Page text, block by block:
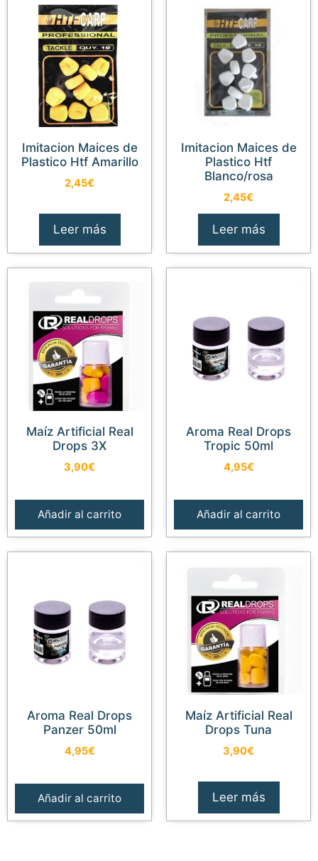
Imitacion Maices de
Plastico Htf Amarillo
2,45€
Leer más
Imitacion Maices de
Plastico Htf
Blanco/rosa
2,45€
Leer más
Maíz Artificial Real
Drops 3X
3,90€
Añadir al carrito
Aroma Real Drops
Tropic 50ml
4,95€
Añadir al carrito
Aroma Real Drops
Panzer 50ml
4,95€
Añadir al carrito
Maíz Artificial Real
Drops Tuna
3,90€
Leer más